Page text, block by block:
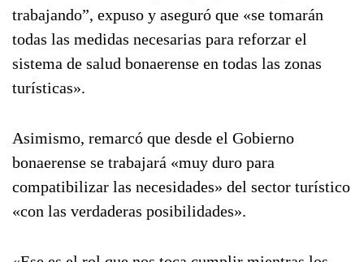
trabajando”, expuso y aseguró que «se tomarán
todas las medidas necesarias para reforzar el
sistema de salud bonaerense en todas las zonas
turísticas».
Asimismo, remarcó que desde el Gobierno
bonaerense se trabajará «muy duro para
compatibilizar las necesidades» del sector turístico
«con las verdaderas posibilidades».